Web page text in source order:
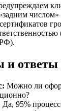
и ответы
Можно ли
Да, 95%